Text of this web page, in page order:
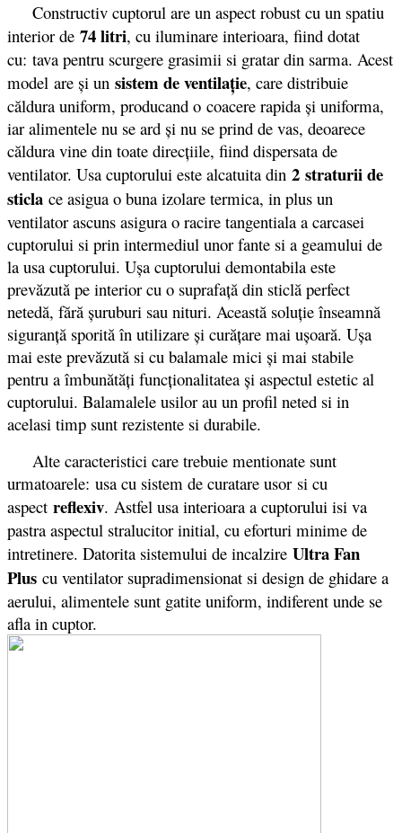
Constructiv cuptorul are un aspect robust cu un spatiu
interior de 74 litri, cu iluminare interioara, fiind dotat
cu: tava pentru scurgere grasimii si gratar din sarma. Acest
model are şi un sistem de ventilaţie, care distribuie
căldura uniform, producand o coacere rapida şi uniforma,
iar alimentele nu se ard şi nu se prind de vas, deoarece
căldura vine din toate direcţiile, fiind dispersata de
ventilator. Usa cuptorului este alcatuita din 2 straturii de
sticla ce asigua o buna izolare termica, in plus un
ventilator ascuns asigura o racire tangentiala a carcasei
cuptorului si prin intermediul unor fante si a geamului de
la usa cuptorului. Uşa cuptorului demontabila este
prevăzută pe interior cu o suprafaţă din sticlă perfect
netedă, fără şuruburi sau nituri. Această soluţie înseamnă
siguranţă sporită în utilizare şi curăţare mai uşoară. Uşa
mai este prevăzută si cu balamale mici şi mai stabile
pentru a îmbunătăţi funcţionalitatea şi aspectul estetic al
cuptorului. Balamalele usilor au un profil neted si in
acelasi timp sunt rezistente si durabile.
Alte caracteristici care trebuie mentionate sunt
urmatoarele: usa cu sistem de curatare usor si cu
aspect reflexiv. Astfel usa interioara a cuptorului isi va
pastra aspectul stralucitor initial, cu eforturi minime de
intretinere. Datorita sistemului de incalzire Ultra Fan
Plus cu ventilator supradimensionat si design de ghidare a
aerului, alimentele sunt gatite uniform, indiferent unde se
afla in cuptor.